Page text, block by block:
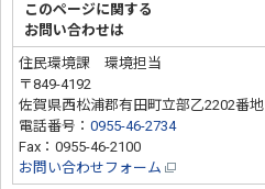
このページに関する
お問い合わせは
住民環境課 環境担当
〒849-4192
佐賀県西松浦郡有田町立部乙2202番地
電話番号：0955-46-2734
Fax：0955-46-2100
お問い合わせフォーム